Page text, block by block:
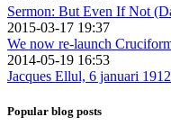
Sermon: But Even If Not
2015-03-17 19:37
We now re-launch
2014-05-19 16:53
Jacques Ellul, 6 januari
Popular blog posts